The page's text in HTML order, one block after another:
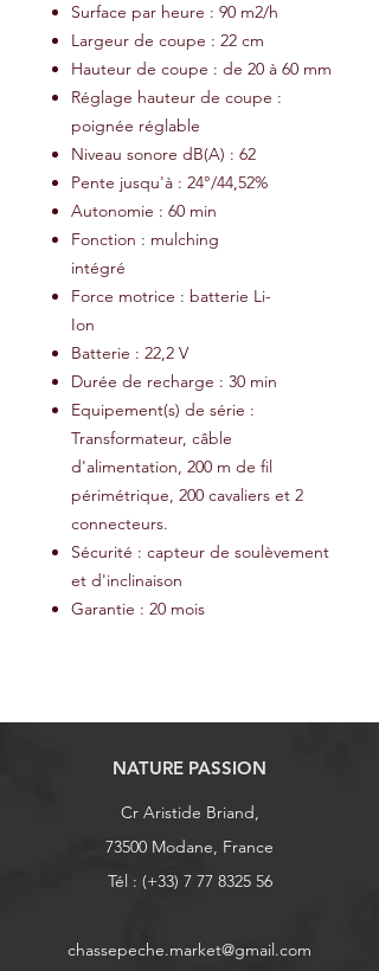
Surface par heure : 90 m2/h
Largeur de coupe : 22 cm
Hauteur de coupe : de 20 à 60 mm
Réglage hauteur de coupe :
poignée réglable
Niveau sonore dB(A) : 62
Pente jusqu'à : 24°/44,52%
Autonomie : 60 min
Fonction : mulching
intégré
Force motrice : batterie Li-
Ion
Batterie : 22,2 V
Durée de recharge : 30 min
Equipement(s) de série :
Transformateur, câble
d'alimentation, 200 m de fil
périmétrique, 200 cavaliers et 2
connecteurs.
Sécurité : capteur de soulèvement
et d'inclinaison
Garantie : 20 mois
NATURE PASSION
Cr Aristide Briand,
73500 Modane, France
Tél : (+33) 7 77 8325 56
chassepeche.market@gmail.com